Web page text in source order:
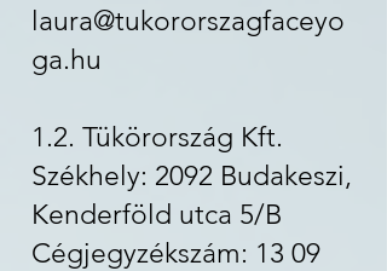
laura@tukororszagfaceyo
ga.hu
1.2. Tükörország Kft.
Székhely: 2092 Budakeszi,
Kenderföld utca 5/B
Cégjegyzékszám: 13 09